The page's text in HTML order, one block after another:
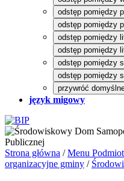
odstęp pomiędzy
odstęp pomiędzy
odstęp pomiędzy
odstęp pomiędzy
odstęp pomiędzy
odstęp pomiędzy
przywróć
język migowy
Strona główna /Menu
organizacyjne gminy /